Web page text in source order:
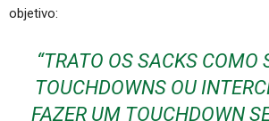
objetivo:
“TRATO OS SACKS COMO
TOUCHDOWNS OU
FAZER UM TOUCHDOWN